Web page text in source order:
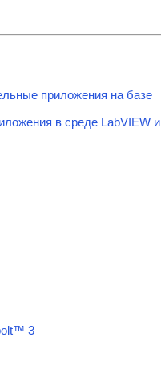
приложения на базе
в среде LabVIEW и
3